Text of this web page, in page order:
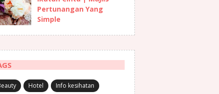
Pertunangan Yang
Simple
Hotel Info kesihatan